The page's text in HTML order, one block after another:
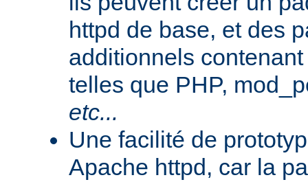
httpd de base, et des
additionnels
telles que PHP,
etc...
Une facilité de
Apache httpd, car la